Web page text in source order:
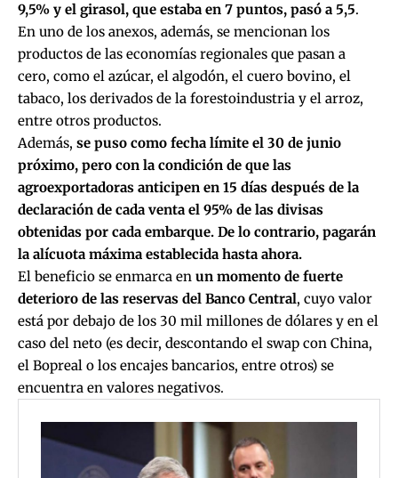
9,5% y el girasol, que estaba en 7 puntos, pasó a 5,5.
En uno de los anexos, además, se mencionan los
productos de las economías regionales que pasan a
cero, como el azúcar, el algodón, el cuero bovino, el
tabaco, los derivados de la forestoindustria y el arroz,
entre otros productos.
Además, se puso como fecha límite el 30 de junio
próximo, pero con la condición de que las
agroexportadoras anticipen en 15 días después de la
declaración de cada venta el 95% de las divisas
obtenidas por cada embarque. De lo contrario, pagarán
la alícuota máxima establecida hasta ahora.
El beneficio se enmarca en un momento de fuerte
deterioro de las reservas del Banco Central, cuyo valor
está por debajo de los 30 mil millones de dólares y en el
caso del neto (es decir, descontando el swap con China,
el Bopreal o los encajes bancarios, entre otros) se
encuentra en valores negativos.